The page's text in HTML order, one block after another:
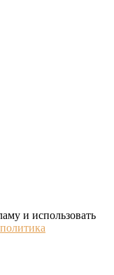
и использовать
политика